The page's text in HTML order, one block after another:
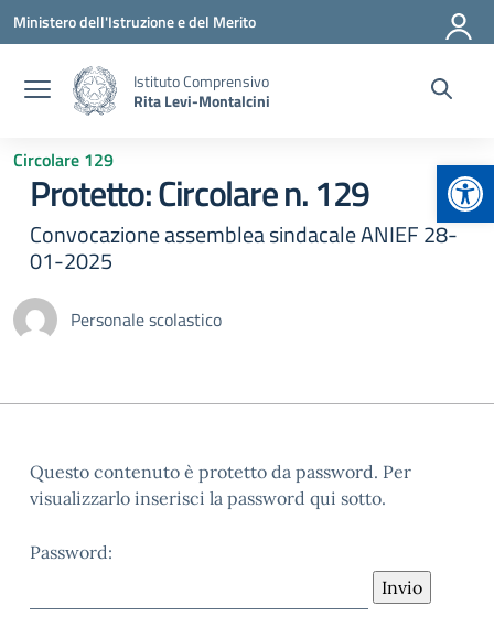
Vai ai contenuti
Vai al menu di navigazione
Vai al footer
Ministero dell'Istruzione e del Merito
Istituto Comprensivo
Rita Levi-Montalcini
Circolare 129
Protetto: Circolare n. 129
Convocazione assemblea sindacale ANIEF 28-
01-2025
Personale scolastico
Questo contenuto è protetto da password. Per
visualizzarlo inserisci la password qui sotto.
Password: